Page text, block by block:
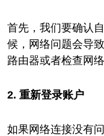
首先，我们要确认
候，网络问题会导
路由器或者检查网
2. 重新登录账户
如果网络连接没有